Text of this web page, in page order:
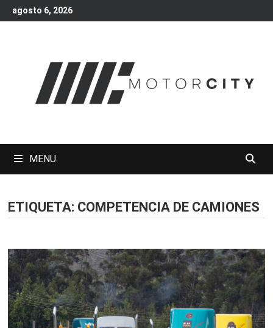
Skip
to
agosto 6, 2026
MENU
ETIQUETA: COMPETENCIA DE CAMIONES